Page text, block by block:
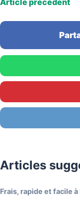
Articles
Frais, rapide et facile à